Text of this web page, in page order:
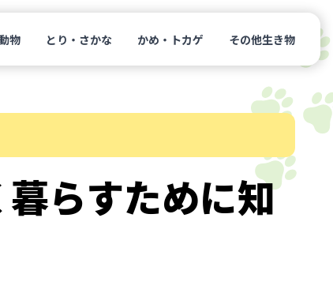
物 とり・さかな かめ・トカゲ その他生き物
らすために知